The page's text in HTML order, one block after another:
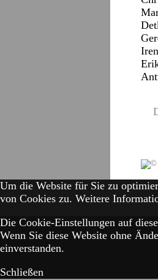
Um die Website für Sie zu
von Cookies zu. Weitere
Die Cookie-Einstellungen auf
Wenn Sie diese Website ohne
einverstanden.
Schließen